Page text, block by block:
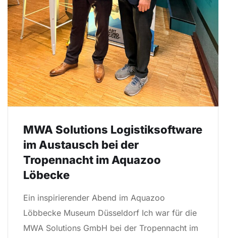
MWA Solutions Logistiksoftware
im Austausch bei der
Tropennacht im Aquazoo
Löbecke
Ein inspirierender Abend im Aquazoo
Löbbecke Museum Düsseldorf Ich war für die
MWA Solutions GmbH bei der Tropennacht im